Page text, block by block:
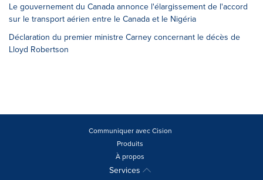
Le gouvernement du Canada annonce l'élargissement de l'accord
sur le transport aérien entre le Canada et le Nigéria
Déclaration du premier ministre Carney concernant le décès de
Lloyd Robertson
Communiquer avec Cision
Produits
À propos
Services